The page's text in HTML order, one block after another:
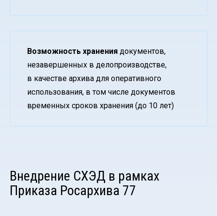
Возможность хранения документов,
незавершенных в делопроизводстве,
в качестве архива для оперативного
использования, в том числе документов
временных сроков хранения (до 10 лет)
Внедрение СХЭД в рамках
Приказа Росархива 77